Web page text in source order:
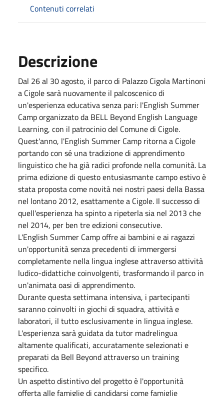
Contenuti correlati
Descrizione
Dal 26 al 30 agosto, il parco di Palazzo Cigola Martinoni
a Cigole sarà nuovamente il palcoscenico di
un'esperienza educativa senza pari: l'English Summer
Camp organizzato da BELL Beyond English Language
Learning, con il patrocinio del Comune di Cigole.
Quest'anno, l'English Summer Camp ritorna a Cigole
portando con sé una tradizione di apprendimento
linguistico che ha già radici profonde nella comunità. La
prima edizione di questo entusiasmante campo estivo è
stata proposta come novità nei nostri paesi della Bassa
nel lontano 2012, esattamente a Cigole. Il successo di
quell'esperienza ha spinto a ripeterla sia nel 2013 che
nel 2014, per ben tre edizioni consecutive.
L'English Summer Camp offre ai bambini e ai ragazzi
un'opportunità senza precedenti di immergersi
completamente nella lingua inglese attraverso attività
ludico-didattiche coinvolgenti, trasformando il parco in
un'animata oasi di apprendimento.
Durante questa settimana intensiva, i partecipanti
saranno coinvolti in giochi di squadra, attività e
laboratori, il tutto esclusivamente in lingua inglese.
L'esperienza sarà guidata da tutor madrelingua
altamente qualificati, accuratamente selezionati e
preparati da Bell Beyond attraverso un training
specifico.
Un aspetto distintivo del progetto è l'opportunità
offerta alle famiglie di candidarsi come famiglie